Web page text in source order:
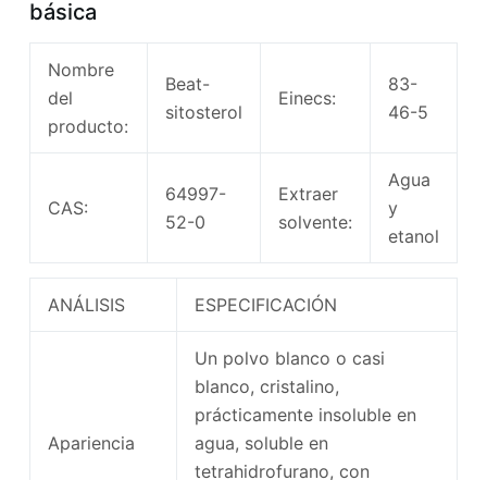
básica
Nombre
del
producto:
Beat-
sitosterol
Einecs:
83-
46-5
CAS:
64997-
52-0
Extraer
solvente:
Agua
y
etanol
ANÁLISIS ESPECIFICACIÓN
Apariencia
Un polvo blanco o casi
blanco, cristalino,
prácticamente insoluble en
agua, soluble en
tetrahidrofurano, con